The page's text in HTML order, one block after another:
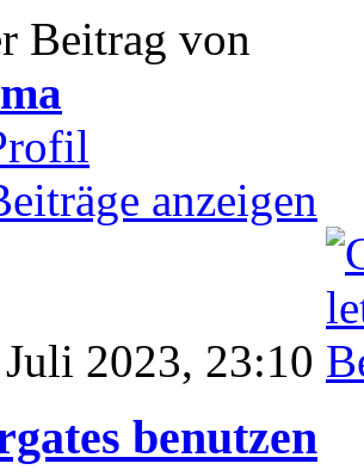
Beitrag von
anzeigen
2023, 23:10
benutzen